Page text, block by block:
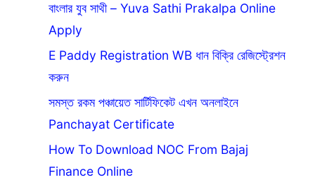
বাংলার যুব সাথী – Yuva Sathi Prakalpa Online
Apply
E Paddy Registration WB ধান বিক্রি রেজিস্ট্রেশন
করুন
সমস্ত রকম পঞ্চায়েত সার্টিফিকেট এখন অনলাইনে
Panchayat Certificate
How To Download NOC From Bajaj
Finance Online